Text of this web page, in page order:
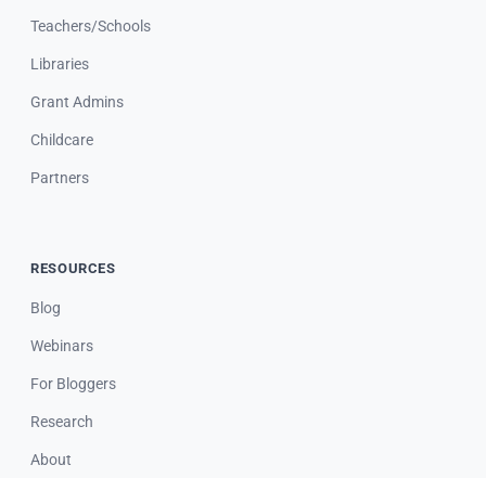
Teachers/Schools
Libraries
Grant Admins
Childcare
Partners
RESOURCES
Blog
Webinars
For Bloggers
Research
About